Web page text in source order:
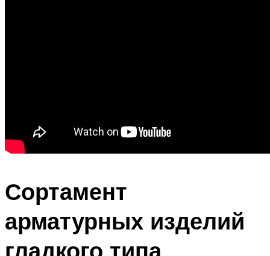
Сортамент
арматурных изделий
гладкого типа